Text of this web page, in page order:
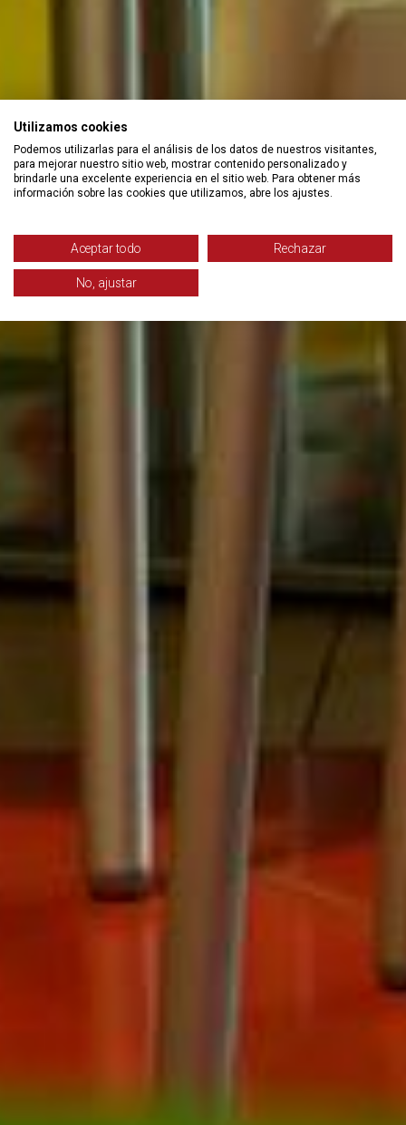
Utilizamos cookies
Podemos utilizarlas para el análisis de los datos de nuestros visitantes,
para mejorar nuestro sitio web, mostrar contenido personalizado y
brindarle una excelente experiencia en el sitio web. Para obtener más
información sobre las cookies que utilizamos, abre los ajustes.
Aceptar todo Rechazar
No, ajustar